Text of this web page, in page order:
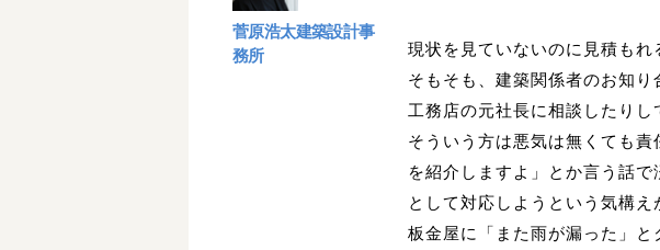
菅原浩太建築設計事
務所
現状を見ていないのに見積もれ
そもそも、建築関係者のお知
工務店の元社長に相談したりし
そういう方は悪気は無くても
を紹介しますよ」とか言う話
として対応しようという気構え
板金屋に「また雨が漏った」